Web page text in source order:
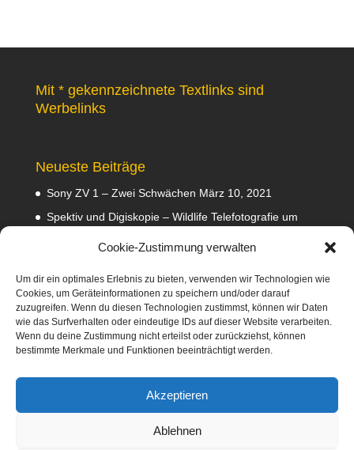
Cookie-Zustimmung verwalten
Um dir ein optimales Erlebnis zu bieten, verwenden wir Technologien wie
Cookies, um Geräteinformationen zu speichern und/oder darauf
zuzugreifen. Wenn du diesen Technologien zustimmst, können wir Daten
wie das Surfverhalten oder eindeutige IDs auf dieser Website verarbeiten.
Wenn du deine Zustimmung nicht erteilst oder zurückziehst, können
bestimmte Merkmale und Funktionen beeinträchtigt werden.
Akzeptieren
Ablehnen
Mit * gekennzeichnete Textlinks sind
Werbelinks
Neueste Beiträge
Sony ZV 1 – Zwei Schwächen März 10, 2021
Spektiv und Digiskopie – Wildlife Telefotografie um
2020
Empfehlungen Februar 8, 2020
Abmahnung wegen Fotos Januar 31, 2020
Diese Webseite nimmt am Amazon-Partnerprogramm
teil. Dabei verdiene ich an qualifizierten Verkäufen
mittels Platzierung von Werbeanzeigen und Werbelinks